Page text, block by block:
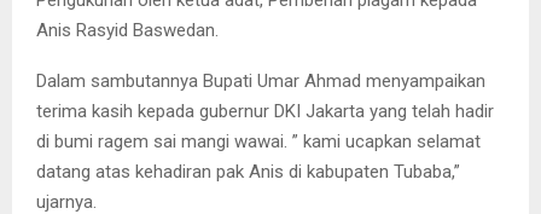
Anis Rasyid Baswedan.
Dalam sambutannya Bupati Umar Ahmad menyampaikan
terima kasih kepada gubernur DKI Jakarta yang telah hadir
di bumi ragem sai mangi wawai. ” kami ucapkan selamat
datang atas kehadiran pak Anis di kabupaten Tubaba,”
ujarnya.